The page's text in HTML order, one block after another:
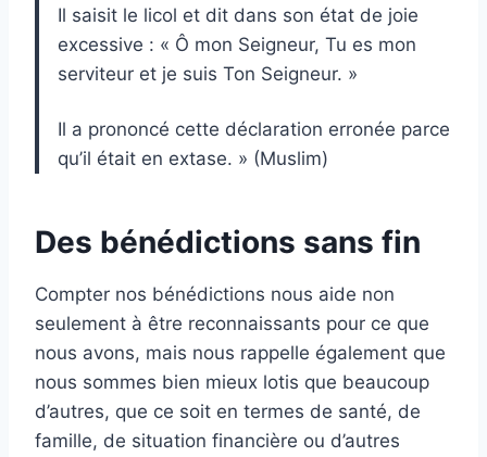
Il saisit le licol et dit dans son état de joie
excessive : « Ô mon Seigneur, Tu es mon
serviteur et je suis Ton Seigneur. »
Il a prononcé cette déclaration erronée parce
qu’il était en extase. » (Muslim)
Des bénédictions sans fin
Compter nos bénédictions nous aide non
seulement à être reconnaissants pour ce que
nous avons, mais nous rappelle également que
nous sommes bien mieux lotis que beaucoup
d’autres, que ce soit en termes de santé, de
famille, de situation financière ou d’autres